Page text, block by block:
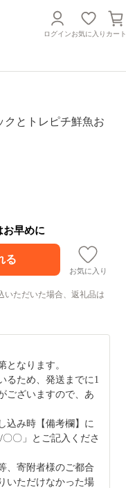
ログインお気に入り カート
クとトレピチ鮮魚お
お早めに
お気に入り
いただいた場合、返礼品は
となります。
るため、発送までに1
ございますので、あ
込み時【備考欄】に
〇〇」とご記入くださ
、寄附者様のご都合
いただけなかった場